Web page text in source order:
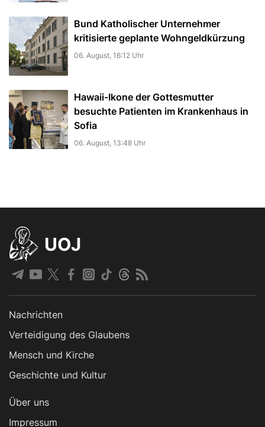
Bund Katholischer Unternehmer
kritisierte geplante Wohngeldkürzung
06. August, 16:12 Uhr
Hawaii-Ikone der Gottesmutter
besuchte Patienten im Krankenhaus in
Sofia
06. August, 13:48 Uhr
UOJ
Nachrichten
Verteidigung des Glaubens
Mensch und Kirche
Geschichte und Kultur
Über uns
Impressum